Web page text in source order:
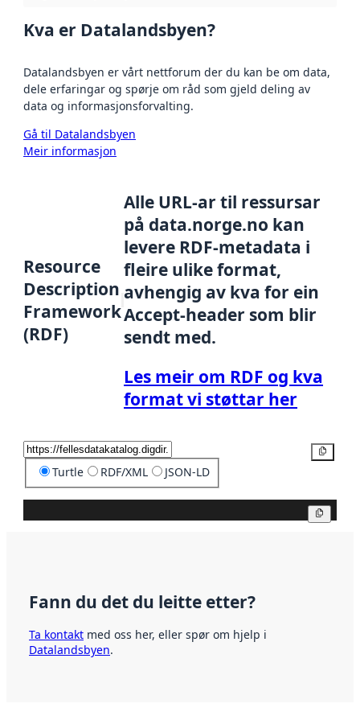
Kva er Datalandsbyen?
Datalandsbyen er vårt nettforum der du kan be om data,
dele erfaringar og spørje om råd som gjeld deling av
data og informasjonsforvalting.
Gå til Datalandsbyen
Meir informasjon
Resource
Description
Framework
(RDF)
Alle URL-ar til ressursar
på data.norge.no kan
levere RDF-metadata i
fleire ulike format,
avhengig av kva for ein
Accept-header som blir
sendt med.
Les meir om RDF og kva
format vi støttar her
Turtle RDF/XML JSON-LD
Fann du det du leitte etter?
Ta kontakt med oss her, eller spør om hjelp i
Datalandsbyen.